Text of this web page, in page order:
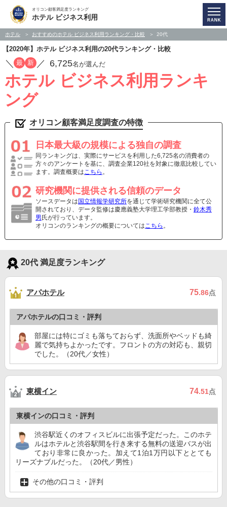
オリコン顧客満足度ランキング
ホテル ビジネス利用
ホテル おすすめのホテル ビジネス利用ランキング・比較 20代
【2020年】ホテル ビジネス利用の20代ランキング・比較
／ 最 新 ／ 6,725名が選んだ
ホテル ビジネス利用ランキ
ング
オリコン顧客満足度調査の特徴
日本最大級の規模による独自の調査
同ランキングは、実際にサービスを利用した6,725名の消費者の
方々のアンケートを基に、調査企業120社を対象に徹底比較してい
ます。調査概要はこちら 。
研究機関に提供される信頼のデータ
ソースデータは 国立情報学研究所を通じて学術研究機関に全て公
開されており、データ監修は慶應義塾大学理工学部教授・ 鈴木秀
男 氏が行っています。
オリコンのランキングの概要についてはこちら 。
20代 満足度ランキング
アパホテル 75.86点
アパホテルの口コミ・評判
部屋には特にゴミも落ちておらず、洗面所やベッドも綺
麗で気持ちよかったです。フロントの方の対応も、親切
でした。（20代／女性）
東横イン 74.51点
東横インの口コミ・評判
渋谷駅近くのオフィスビルに出張予定だった。このホテ
ルはホテルと渋谷駅間を行き来する無料の送迎バスが出
ており非常に良かった。加えて1泊1万円以下ととても
リーズナブルだった。（20代／男性）
その他の口コミ・評判